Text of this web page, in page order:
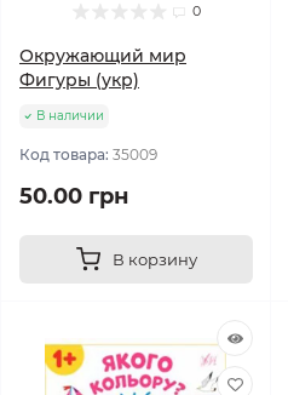
0
Окружающий мир
Фигуры (укр)
В наличии
Код товара: 35009
50.00 грн
В корзину